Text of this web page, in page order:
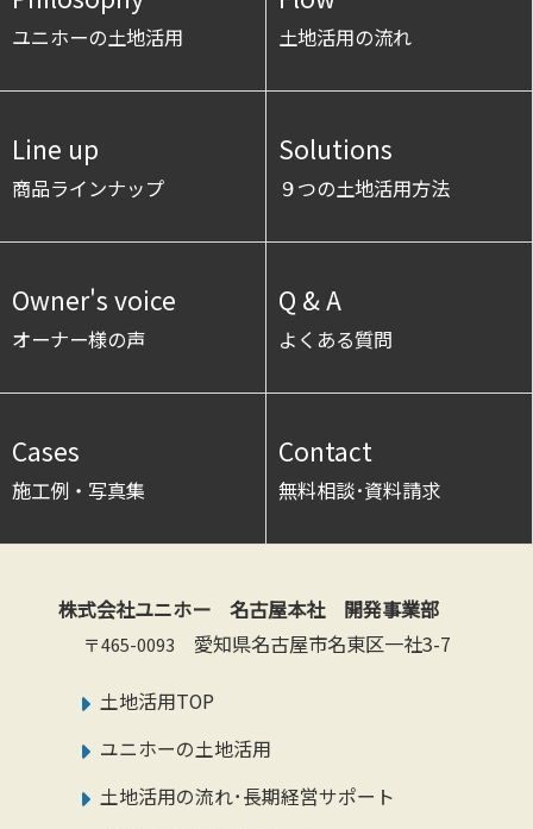
ユニホーの土地活用 土地活用の流れ
Line up
商品ラインナップ
Solutions
９つの土地活用方法
Owner's voice
オーナー様の声
Q & A
よくある質問
Cases
施工例・写真集
Contact
無料相談･資料請求
株式会社ユニホー 名古屋本社 開発事業部
〒465-0093 愛知県名古屋市名東区一社3-7
土地活用TOP
ユニホーの土地活用
土地活用の流れ･長期経営サポート